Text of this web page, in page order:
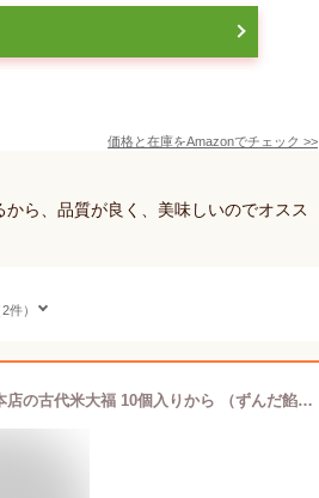
価格と在庫をAmazonでチェック >>
ら、品質が良く、美味しいのでオスス
件）
【山形●銀山温泉お土産】もっちり食感！老舗うろこや総本店の古代米大福 10個入りから （ずんだ餡・こし餡）。だだちゃ豆・秘伝豆使用 大福 餅 【冷凍】 黒米 お菓子 和菓子 お歳暮 御歳暮 ギフト